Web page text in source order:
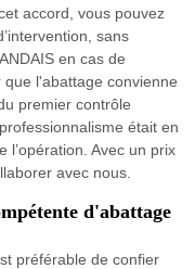
accord, vous pouvez
sans
en cas de
l'abattage convienne
premier contrôle
était en
l’opération. Avec un prix
avec nous.
d'abattage
préférable de confier